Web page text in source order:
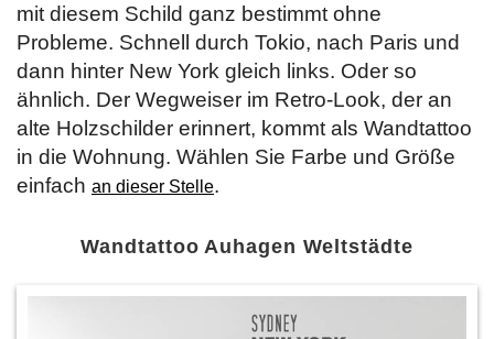
mit diesem Schild ganz bestimmt ohne
Probleme. Schnell durch Tokio, nach Paris und
dann hinter New York gleich links. Oder so
ähnlich. Der Wegweiser im Retro-Look, der an
alte Holzschilder erinnert, kommt als Wandtattoo
in die Wohnung. Wählen Sie Farbe und Größe
einfach an dieser Stelle.
Wandtattoo Auhagen Weltstädte